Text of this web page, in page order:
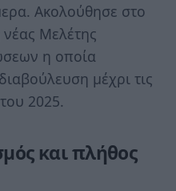
Ακολούθησε στο
Μελέτης
η οποία
μέχρι τις
2025.
και πλήθος